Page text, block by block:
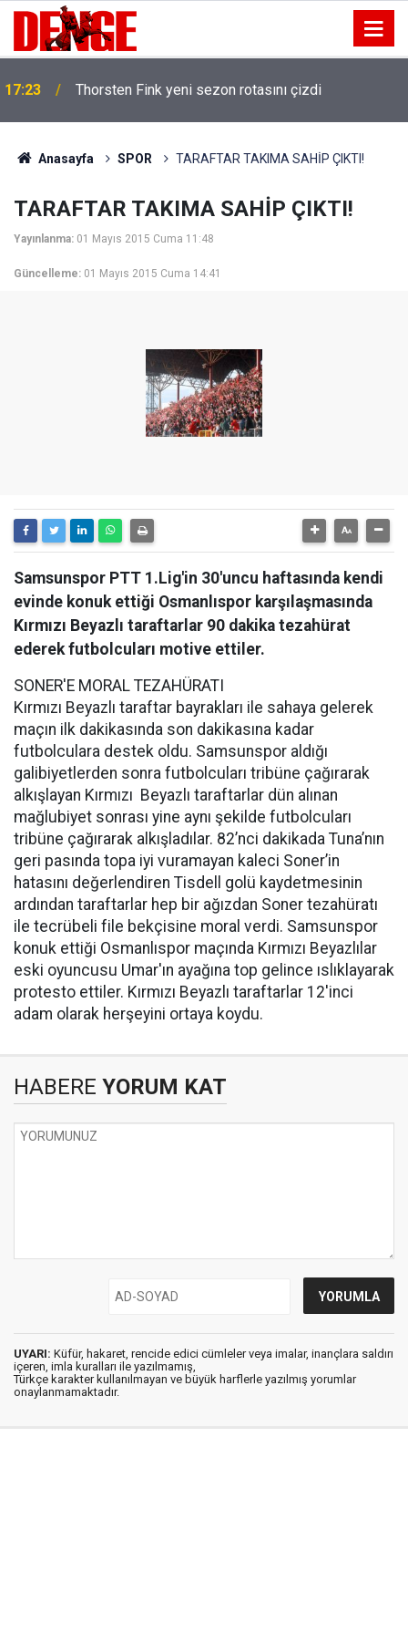
17:23 Thorsten Fink yeni sezon rotasını çizdi
Anasayfa SPOR TARAFTAR TAKIMA SAHİP ÇIKTI!
TARAFTAR TAKIMA SAHİP ÇIKTI!
Yayınlanma: 01 Mayıs 2015 Cuma 11:48
Güncelleme: 01 Mayıs 2015 Cuma 14:41
Samsunspor PTT 1.Lig'in 30'uncu haftasında kendi
evinde konuk ettiği Osmanlıspor karşılaşmasında
Kırmızı Beyazlı taraftarlar 90 dakika tezahürat
ederek futbolcuları motive ettiler.
SONER'E MORAL TEZAHÜRATI
Kırmızı Beyazlı taraftar bayrakları ile sahaya gelerek
maçın ilk dakikasında son dakikasına kadar
futbolculara destek oldu. Samsunspor aldığı
galibiyetlerden sonra futbolcuları tribüne çağırarak
alkışlayan Kırmızı Beyazlı taraftarlar dün alınan
mağlubiyet sonrası yine aynı şekilde futbolcuları
tribüne çağırarak alkışladılar. 82’nci dakikada Tuna’nın
geri pasında topa iyi vuramayan kaleci Soner’in
hatasını değerlendiren Tisdell golü kaydetmesinin
ardından taraftarlar hep bir ağızdan Soner tezahüratı
ile tecrübeli file bekçisine moral verdi. Samsunspor
konuk ettiği Osmanlıspor maçında Kırmızı Beyazlılar
eski oyuncusu Umar'ın ayağına top gelince ıslıklayarak
protesto ettiler. Kırmızı Beyazlı taraftarlar 12'inci
adam olarak herşeyini ortaya koydu.
HABERE YORUM KAT
UYARI: Küfür, hakaret, rencide edici cümleler veya imalar, inançlara saldırı
içeren, imla kuralları ile yazılmamış,
Türkçe karakter kullanılmayan ve büyük harflerle yazılmış yorumlar
onaylanmamaktadır.